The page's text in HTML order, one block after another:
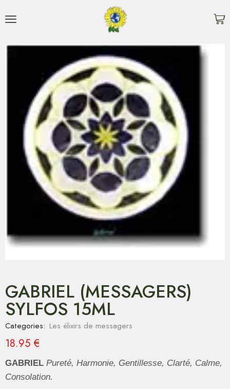
GABRIEL (MESSAGERS)
SYLFOS 15ML
Categories: Les élixirs de messagers
18.95 €
GABRIEL Pureté, Harmonie, Gentillesse, Clarté, Calme,
Consolation.